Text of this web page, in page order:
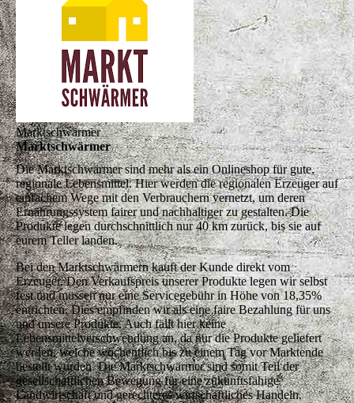
Marktschwärmer
Marktschwärmer
Die Marktschwärmer sind mehr als ein Onlineshop für gute,
regionale Lebensmittel. Hier werden die regionalen Erzeuger auf
einfachem Wege mit den Verbrauchern vernetzt, um deren
Ernährungssystem fairer und nachhaltiger zu gestalten. Die
Produkte legen durchschnittlich nur 40 km zurück, bis sie auf
eurem Teller landen.
Bei den Marktschwärmern kauft der Kunde direkt vom
Erzeuger. Den Verkaufspreis unserer Produkte legen wir selbst
fest und müssen nur eine Servicegebühr in Höhe von 18,35%
entrichten. Dies empfinden wir als eine faire Bezahlung für uns
und unsere Produkte. Auch fällt hier keine
Lebensmittelverschwendung an, da nur die Produkte geliefert
werden, welche wöchentlich bis zu einem Tag vor Marktende
bestellt wurden. Die Marktschwärmer sind somit Teil der
gesellschaftlichen Bewegung für eine zukunftsfähige
Landwirtschaft und gerechteres wirtschaftliches Handeln.